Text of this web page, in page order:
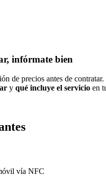
infórmate bien
de precios antes de
y qué incluye el servicio en
vía NFC